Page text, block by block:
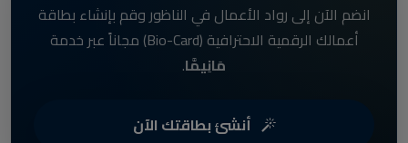
انضم الآن إلى رواد الأعمال في الناظور وقم بإنشاء بطاقة
أعمالك الرقمية الاحترافية (Bio-Card) مجاناً عبر خدمة
مَانِيمَّا.
أنشئ بطاقتك الآن